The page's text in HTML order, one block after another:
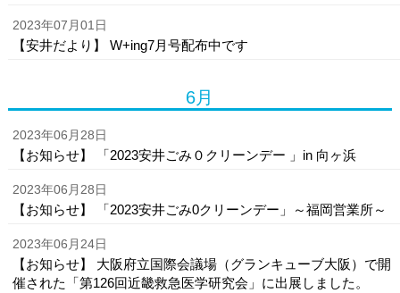
2023年07月01日
【安井だより】 W+ing7月号配布中です
6月
2023年06月28日
【お知らせ】 「2023安井ごみ０クリーンデー 」in 向ヶ浜
2023年06月28日
【お知らせ】 「2023安井ごみ0クリーンデー」～福岡営業所～
2023年06月24日
【お知らせ】 大阪府立国際会議場（グランキューブ大阪）で開
催された「第126回近畿救急医学研究会」に出展しました。